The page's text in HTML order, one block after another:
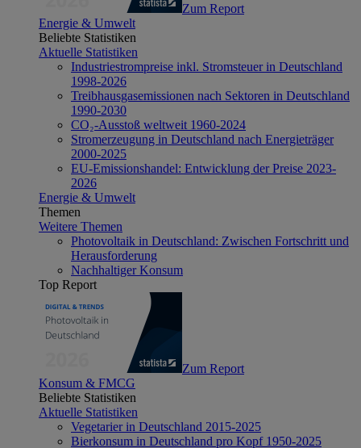
Zum Report
Energie & Umwelt
Beliebte Statistiken
Aktuelle Statistiken
Industriestrompreise inkl. Stromsteuer in Deutschland
1998-2026
Treibhausgasemissionen nach Sektoren in Deutschland
1990-2030
CO₂-Ausstoß weltweit 1960-2024
Stromerzeugung in Deutschland nach Energieträger
2000-2025
EU-Emissionshandel: Entwicklung der Preise 2023-
2026
Energie & Umwelt
Themen
Weitere Themen
Photovoltaik in Deutschland: Zwischen Fortschritt und
Herausforderung
Nachhaltiger Konsum
Top Report
Zum Report
Konsum & FMCG
Beliebte Statistiken
Aktuelle Statistiken
Vegetarier in Deutschland 2015-2025
Bierkonsum in Deutschland pro Kopf 1950-2025